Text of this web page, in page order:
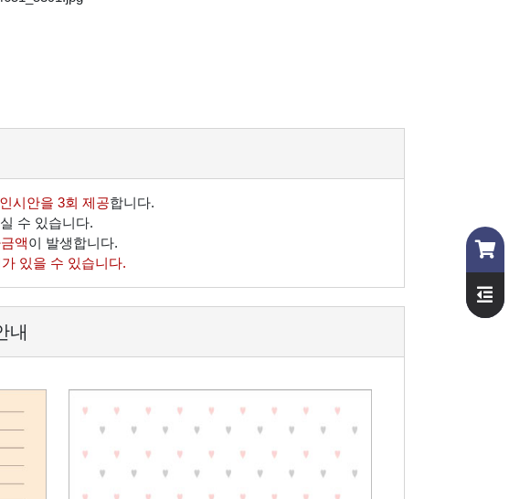
시안을 3회 제공합니다.
수 있습니다.
액이 발생합니다.
있을 수 있습니다.
내